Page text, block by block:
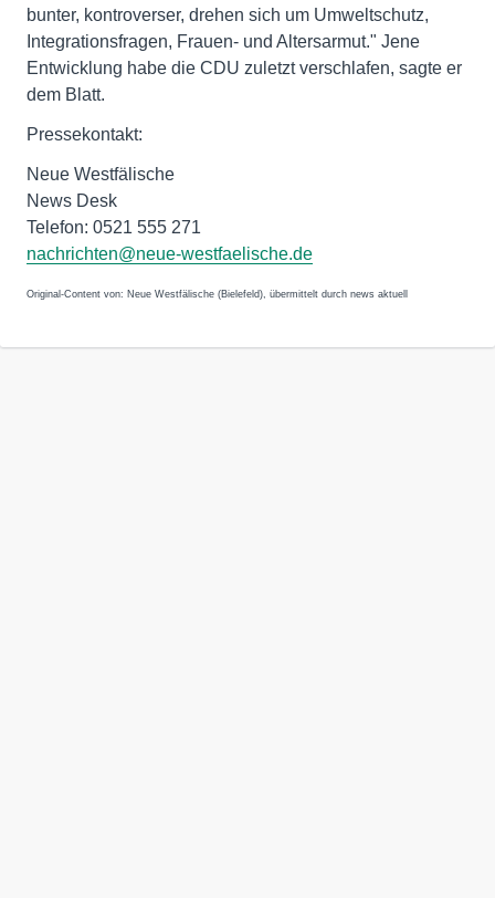
bunter, kontroverser, drehen sich um Umweltschutz,
Integrationsfragen, Frauen- und Altersarmut." Jene
Entwicklung habe die CDU zuletzt verschlafen, sagte er
dem Blatt.
Pressekontakt:
Neue Westfälische
News Desk
Telefon: 0521 555 271
nachrichten@neue-westfaelische.de
Original-Content von: Neue Westfälische (Bielefeld), übermittelt durch news aktuell